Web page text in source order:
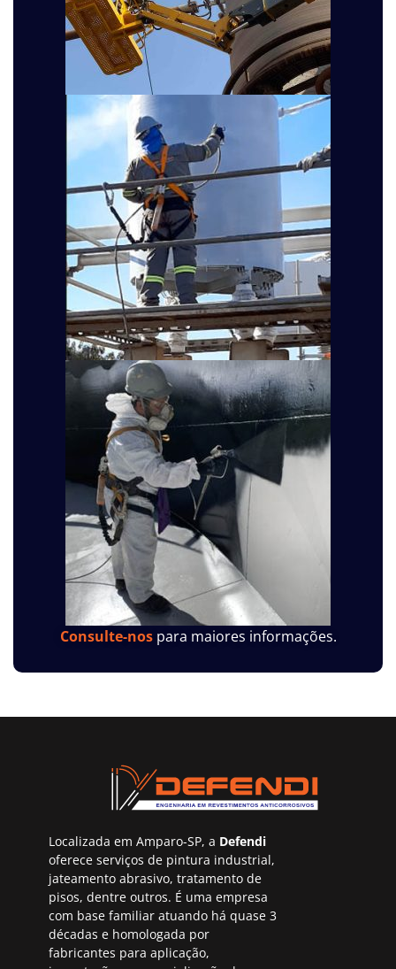
Consulte-nospara maiores informações.
Localizada em Amparo-SP, a Defendi
oferece serviços de pintura industrial,
jateamento abrasivo, tratamento de
pisos, dentre outros. É uma empresa
com base familiar atuando há quase 3
décadas e homologada por
fabricantes para aplicação,